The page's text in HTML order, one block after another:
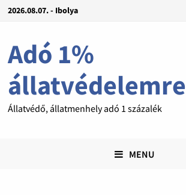
2026.08.07. - Ibolya
Adó 1%
állatvédelemre
Állatvédő, állatmenhely adó 1 százalék
MENU